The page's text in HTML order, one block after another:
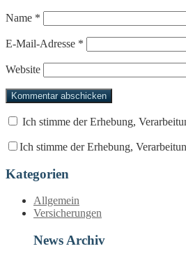
Name *
E-Mail-Adresse *
Website
Ich stimme der Erhebung,
Ich stimme der Erhebung,
Kategorien
Allgemein
Versicherungen
News Archiv